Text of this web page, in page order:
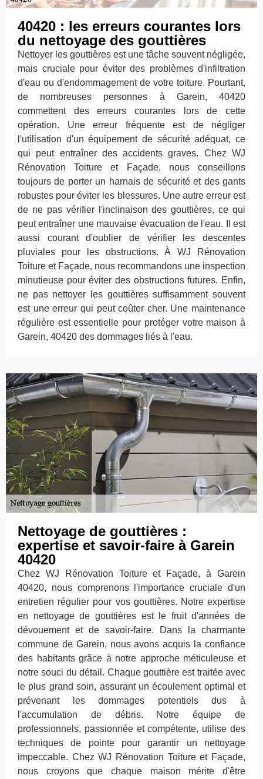
40420 : les erreurs courantes lors
du nettoyage des gouttières
Nettoyer les gouttières est une tâche souvent négligée,
mais cruciale pour éviter des problèmes d'infiltration
d'eau ou d'endommagement de votre toiture. Pourtant,
de nombreuses personnes à Garein, 40420
commettent des erreurs courantes lors de cette
opération. Une erreur fréquente est de négliger
l'utilisation d'un équipement de sécurité adéquat, ce
qui peut entraîner des accidents graves. Chez WJ
Rénovation Toiture et Façade, nous conseillons
toujours de porter un harnais de sécurité et des gants
robustes pour éviter les blessures. Une autre erreur est
de ne pas vérifier l'inclinaison des gouttières, ce qui
peut entraîner une mauvaise évacuation de l'eau. Il est
aussi courant d'oublier de vérifier les descentes
pluviales pour les obstructions. À WJ Rénovation
Toiture et Façade, nous recommandons une inspection
minutieuse pour éviter des obstructions futures. Enfin,
ne pas nettoyer les gouttières suffisamment souvent
est une erreur qui peut coûter cher. Une maintenance
régulière est essentielle pour protéger votre maison à
Garein, 40420 des dommages liés à l'eau.
Nettoyage de gouttières :
expertise et savoir-faire à Garein
40420
Chez WJ Rénovation Toiture et Façade, à Garein
40420, nous comprenons l'importance cruciale d'un
entretien régulier pour vos gouttières. Notre expertise
en nettoyage de gouttières est le fruit d'années de
dévouement et de savoir-faire. Dans la charmante
commune de Garein, nous avons acquis la confiance
des habitants grâce à notre approche méticuleuse et
notre souci du détail. Chaque gouttière est traitée avec
le plus grand soin, assurant un écoulement optimal et
prévenant les dommages potentiels dus à
l'accumulation de débris. Notre équipe de
professionnels, passionnée et compétente, utilise des
techniques de pointe pour garantir un nettoyage
impeccable. Chez WJ Rénovation Toiture et Façade,
nous croyons que chaque maison mérite d'être